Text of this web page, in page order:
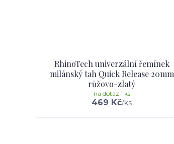
RhinoTech univerzální řemínek
milánský tah Quick Release 20mm
růžovo-zlatý
469 Kč/ks
na dotaz 1 ks